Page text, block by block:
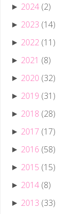
► 2024 (2)
► 2023 (14)
► 2022 (11)
► 2021 (8)
► 2020 (32)
► 2019 (31)
► 2018 (28)
► 2017 (17)
► 2016 (58)
► 2015 (15)
► 2014 (8)
► 2013 (33)